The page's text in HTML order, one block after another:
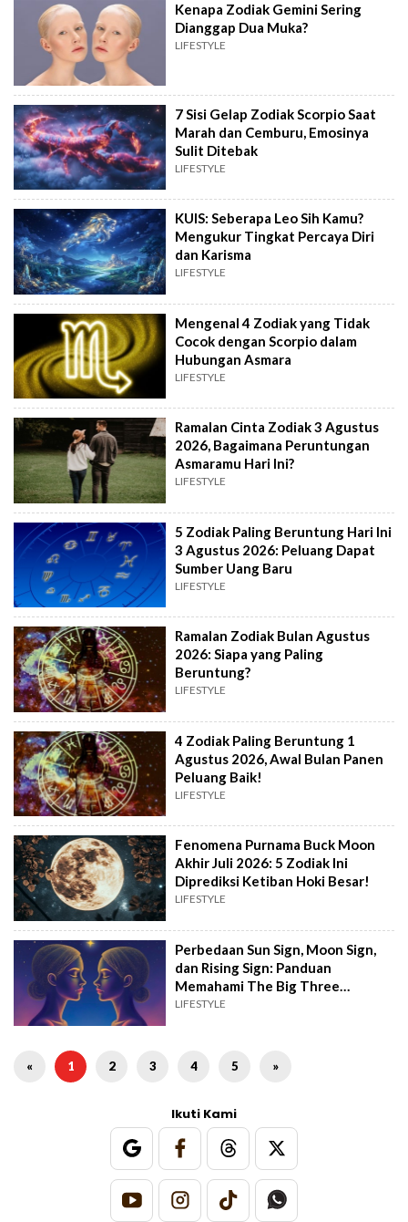
Kenapa Zodiak Gemini Sering
Dianggap Dua Muka?
LIFESTYLE
7 Sisi Gelap Zodiak Scorpio Saat
Marah dan Cemburu, Emosinya
Sulit Ditebak
LIFESTYLE
KUIS: Seberapa Leo Sih Kamu?
Mengukur Tingkat Percaya Diri
dan Karisma
LIFESTYLE
Mengenal 4 Zodiak yang Tidak
Cocok dengan Scorpio dalam
Hubungan Asmara
LIFESTYLE
Ramalan Cinta Zodiak 3 Agustus
2026, Bagaimana Peruntungan
Asmaramu Hari Ini?
LIFESTYLE
5 Zodiak Paling Beruntung Hari Ini
3 Agustus 2026: Peluang Dapat
Sumber Uang Baru
LIFESTYLE
Ramalan Zodiak Bulan Agustus
2026: Siapa yang Paling
Beruntung?
LIFESTYLE
4 Zodiak Paling Beruntung 1
Agustus 2026, Awal Bulan Panen
Peluang Baik!
LIFESTYLE
Fenomena Purnama Buck Moon
Akhir Juli 2026: 5 Zodiak Ini
Diprediksi Ketiban Hoki Besar!
LIFESTYLE
Perbedaan Sun Sign, Moon Sign,
dan Rising Sign: Panduan
Memahami The Big Three
Astrologi
LIFESTYLE
« 1 2 3 4 5 »
Ikuti Kami